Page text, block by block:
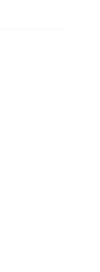
para o prêmio de mais